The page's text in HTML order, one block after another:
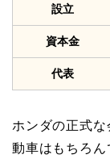
設立
資本金
代表
ホンダの正式
動車はもちろ